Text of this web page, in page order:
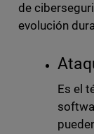
de
evolución
Es el